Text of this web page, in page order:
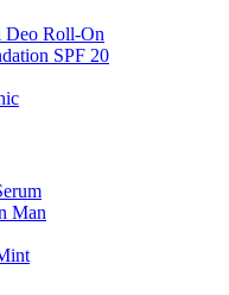
Roll-On
SPF 20
Man